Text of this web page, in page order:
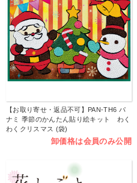
【お取り寄せ・返品不可】PAN-TH6 パ
ナミ 季節のかんたん貼り絵キット わく
わくクリスマス (袋)
卸価格は会員のみ公開